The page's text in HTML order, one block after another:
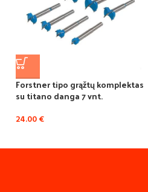
Forstner tipo grąžtų komplektas
su titano danga 7 vnt.
24.00€